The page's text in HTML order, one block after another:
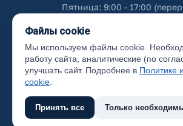
Пятница: 9:00 - 17:00
Об использовании
(с) 2017 Ханты-Мансийский
Файлы cookie
Мы используем файлы cookie.
работу сайта, аналитические (по
улучшать сайт. Подробнее в Политике
cookie
Принять все Только